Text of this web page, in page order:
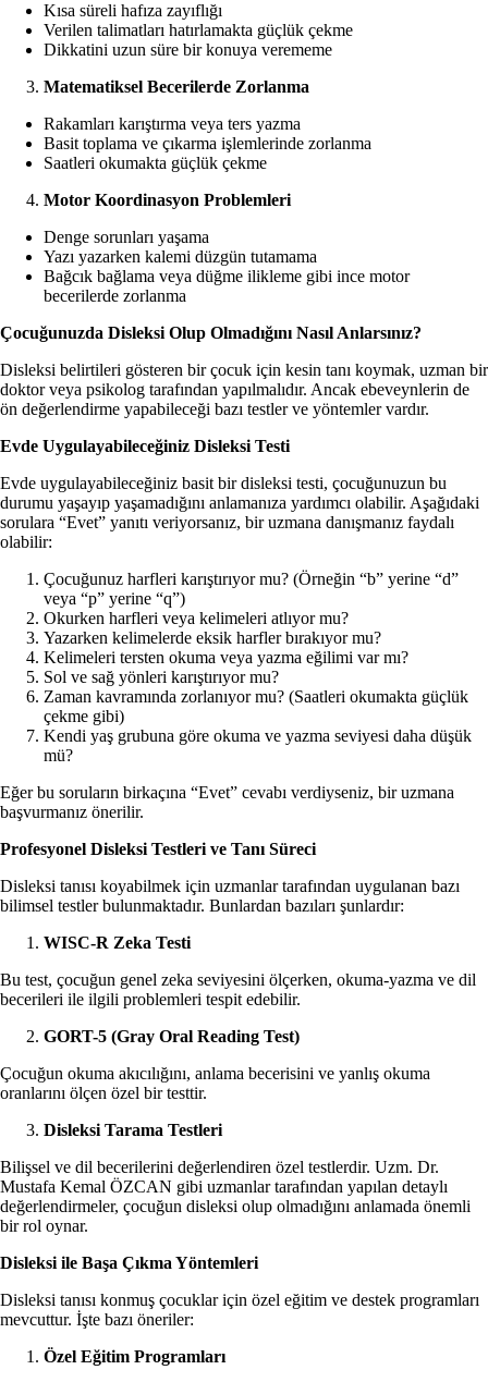
Kısa süreli hafıza zayıflığı
Verilen talimatları hatırlamakta güçlük çekme
Dikkatini uzun süre bir konuya verememe
Matematiksel Becerilerde Zorlanma
Rakamları karıştırma veya ters yazma
Basit toplama ve çıkarma işlemlerinde zorlanma
Saatleri okumakta güçlük çekme
Motor Koordinasyon Problemleri
Denge sorunları yaşama
Yazı yazarken kalemi düzgün tutamama
Bağcık bağlama veya düğme ilikleme gibi ince motor
becerilerde zorlanma
Çocuğunuzda Disleksi Olup Olmadığını Nasıl Anlarsınız?
Disleksi belirtileri gösteren bir çocuk için kesin tanı koymak, uzman bir
doktor veya psikolog tarafından yapılmalıdır. Ancak ebeveynlerin de
ön değerlendirme yapabileceği bazı testler ve yöntemler vardır.
Evde Uygulayabileceğiniz Disleksi Testi
Evde uygulayabileceğiniz basit bir disleksi testi, çocuğunuzun bu
durumu yaşayıp yaşamadığını anlamanıza yardımcı olabilir. Aşağıdaki
sorulara “Evet” yanıtı veriyorsanız, bir uzmana danışmanız faydalı
olabilir:
Çocuğunuz harfleri karıştırıyor mu? (Örneğin “b” yerine “d”
veya “p” yerine “q”)
Okurken harfleri veya kelimeleri atlıyor mu?
Yazarken kelimelerde eksik harfler bırakıyor mu?
Kelimeleri tersten okuma veya yazma eğilimi var mı?
Sol ve sağ yönleri karıştırıyor mu?
Zaman kavramında zorlanıyor mu? (Saatleri okumakta güçlük
çekme gibi)
Kendi yaş grubuna göre okuma ve yazma seviyesi daha düşük
mü?
Eğer bu soruların birkaçına “Evet” cevabı verdiyseniz, bir uzmana
başvurmanız önerilir.
Profesyonel Disleksi Testleri ve Tanı Süreci
Disleksi tanısı koyabilmek için uzmanlar tarafından uygulanan bazı
bilimsel testler bulunmaktadır. Bunlardan bazıları şunlardır:
WISC-R Zeka Testi
Bu test, çocuğun genel zeka seviyesini ölçerken, okuma-yazma ve dil
becerileri ile ilgili problemleri tespit edebilir.
GORT-5 (Gray Oral Reading Test)
Çocuğun okuma akıcılığını, anlama becerisini ve yanlış okuma
oranlarını ölçen özel bir testtir.
Disleksi Tarama Testleri
Bilişsel ve dil becerilerini değerlendiren özel testlerdir. Uzm. Dr.
Mustafa Kemal ÖZCAN gibi uzmanlar tarafından yapılan detaylı
değerlendirmeler, çocuğun disleksi olup olmadığını anlamada önemli
bir rol oynar.
Disleksi ile Başa Çıkma Yöntemleri
Disleksi tanısı konmuş çocuklar için özel eğitim ve destek programları
mevcuttur. İşte bazı öneriler:
Özel Eğitim Programları